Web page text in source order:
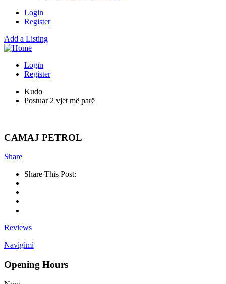
Login
Register
Add a Listing
Login
Register
Kudo
Postuar 2 vjet më parë
CAMAJ PETROL
Share
Share This Post:
Reviews
Navigimi
Opening Hours